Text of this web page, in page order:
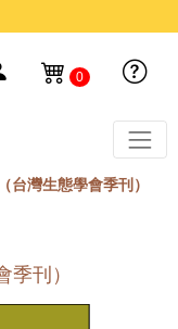
0
台灣生態學會季刊）
刊）